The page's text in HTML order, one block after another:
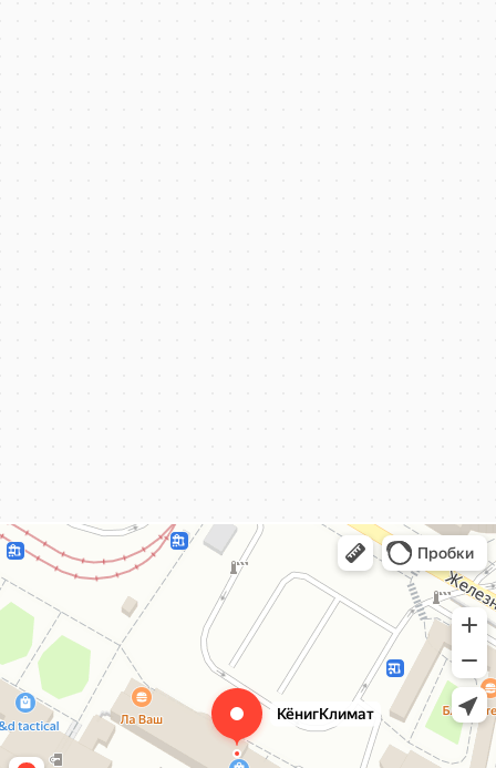
КёнигКлимат
Кондиционеры в Калининграде
Установка кондиционеров в Калининграде